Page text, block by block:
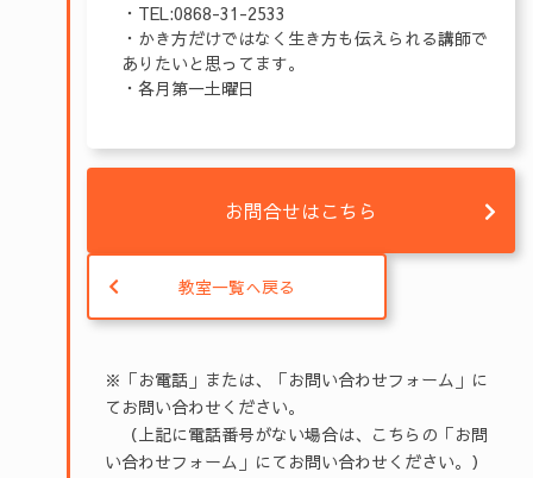
・TEL:0868-31-2533
・かき方だけではなく生き方も伝えられる講師で
ありたいと思ってます。
・各月第一土曜日
お問合せはこちら
教室一覧へ戻る
※「お電話」または、「お問い合わせフォーム」に
てお問い合わせください。
（上記に電話番号がない場合は、こちらの「お問
い合わせフォーム」にてお問い合わせください。）